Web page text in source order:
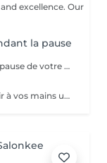
excellence. Our
la pause
Supplément Massage des Mains Pendant la pause de votre masque, offrez-vous un massage des mains de 15 minutes. Un moment de pure détente qui libère les tensions, nourrit la peau et prolonge le bien-être. Un geste apprécié de nos clientes pour sublimer leur soin visage.
Massage des Mains Un soin expert pour offrir à vos mains une véritable parenthèse de bien-être. Ce massage complet de 30 minutes dénoue les tensions, stimule la circulation et nourrit la peau en profondeur. Grâce à des manuvres enveloppantes et précises, il procure une sensation immédiate de légèreté et de relaxation. Idéal pour soulager les mains sollicitées au quotidien, améliorer la souplesse articulaire et apaiser l'esprit. Un moment de soin et d'attention, réalisé avec expertise, pour des mains douces, détendues et parfaitement ressourcées.